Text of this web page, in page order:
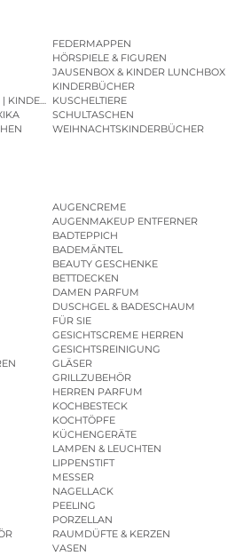
FEDERMAPPEN
HÖRSPIELE & FIGUREN
JAUSENBOX & KINDER LUNCHBOX
KINDERBÜCHER
KINDERGARTENRUCKSACK | KINDERGARTENBEUTEL
KUSCHELTIERE
SCHULTASCHEN
WEIHNACHTSKINDERBÜCHER
AUGENCREME
AUGENMAKEUP ENTFERNER
BADTEPPICH
BADEMÄNTEL
BEAUTY GESCHENKE
BETTDECKEN
DAMEN PARFUM
DUSCHGEL & BADESCHAUM
FÜR SIE
GESICHTSCREME HERREN
GESICHTSREINIGUNG
GLÄSER
GRILLZUBEHÖR
HERREN PARFUM
KOCHBESTECK
KOCHTÖPFE
KÜCHENGERÄTE
LAMPEN & LEUCHTEN
LIPPENSTIFT
MESSER
NAGELLACK
PEELING
PORZELLAN
RAUMDÜFTE & KERZEN
VASEN